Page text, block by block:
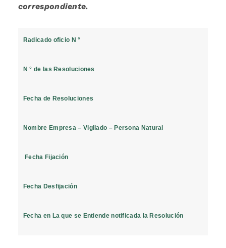
correspondiente.
Radicado oficio N °
N ° de las Resoluciones
Fecha de Resoluciones
Nombre Empresa – Vigilado – Persona Natural
Fecha Fijación
Fecha Desfijación
Fecha en La que se Entiende notificada la Resolución